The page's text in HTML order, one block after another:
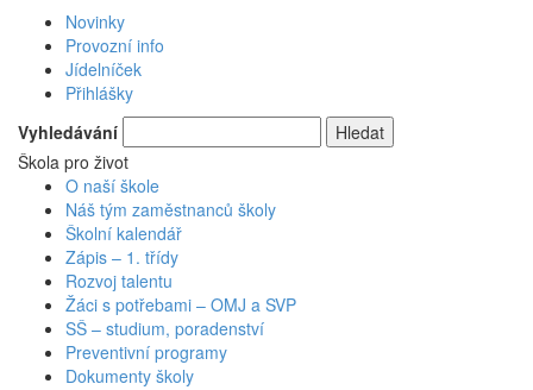
Novinky
Provozní info
Jídelníček
Přihlášky
Vyhledávání
Škola pro život
O naší škole
Náš tým zaměstnanců školy
Školní kalendář
Zápis – 1. třídy
Rozvoj talentu
Žáci s potřebami – OMJ a SVP
SŠ – studium, poradenství
Preventivní programy
Dokumenty školy